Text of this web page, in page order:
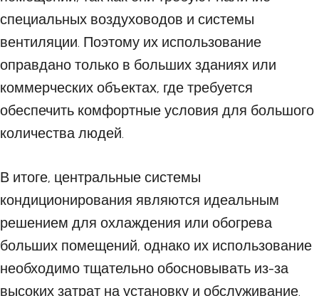
специальных воздуховодов и системы
вентиляции. Поэтому их использование
оправдано только в больших зданиях или
коммерческих объектах, где требуется
обеспечить комфортные условия для большого
количества людей.
В итоге, центральные системы
кондиционирования являются идеальным
решением для охлаждения или обогрева
больших помещений, однако их использование
необходимо тщательно обосновывать из-за
высоких затрат на установку и обслуживание.